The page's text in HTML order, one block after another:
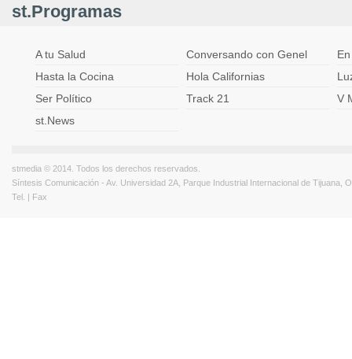
st.Programas
A tu Salud Conversando con Genel
Hasta la Cocina
Hola Californias
Ser Político
Track 21
V
st.News
stmedia © 2014. Todos los derechos reservados.
Síntesis Comunicación - Av. Universidad 2A, Parque Industrial Internacional de Tijuana,
Tel. | Fax